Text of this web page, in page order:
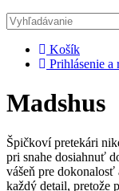
Košík
Prihlásenie a
Madshus
Špičkoví pretekári
pri snahe dosiahnuť
vášeň pre
každý detail, pretože